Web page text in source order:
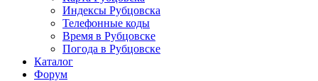
Индексы Рубцовска
Телефонные коды
Время в Рубцовске
Погода в Рубцовске
Каталог
Форум